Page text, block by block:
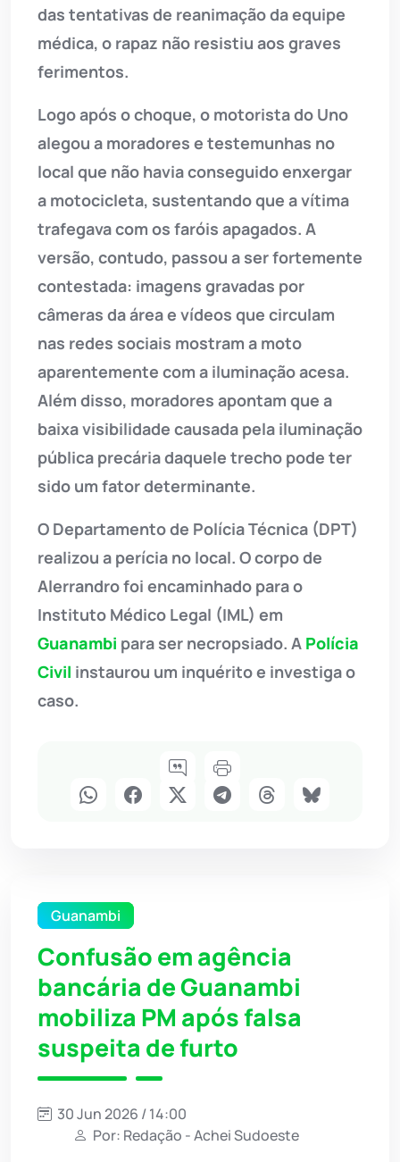
das tentativas de reanimação da equipe
médica, o rapaz não resistiu aos graves
ferimentos.
Logo após o choque, o motorista do Uno
alegou a moradores e testemunhas no
local que não havia conseguido enxergar
a motocicleta, sustentando que a vítima
trafegava com os faróis apagados. A
versão, contudo, passou a ser fortemente
contestada: imagens gravadas por
câmeras da área e vídeos que circulam
nas redes sociais mostram a moto
aparentemente com a iluminação acesa.
Além disso, moradores apontam que a
baixa visibilidade causada pela iluminação
pública precária daquele trecho pode ter
sido um fator determinante.
O Departamento de Polícia Técnica (DPT)
realizou a perícia no local. O corpo de
Alerrandro foi encaminhado para o
Instituto Médico Legal (IML) em
Guanambi para ser necropsiado. A Polícia
Civil instaurou um inquérito e investiga o
caso.
Guanambi
Confusão em agência
bancária de Guanambi
mobiliza PM após falsa
suspeita de furto
30 Jun 2026 / 14:00
Por: Redação - Achei Sudoeste